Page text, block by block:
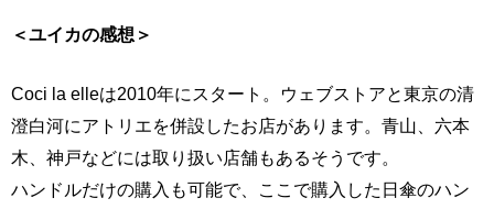
＜ユイカの感想＞
Coci la elleは2010年にスタート。ウェブストアと東京の清
澄白河にアトリエを併設したお店があります。青山、六本
木、神戸などには取り扱い店舗もあるそうです。
ハンドルだけの購入も可能で、ここで購入した日傘のハン